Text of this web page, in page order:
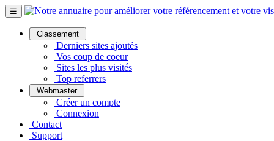
☰
Classement
Derniers sites ajoutés
Vos coup de coeur
Sites les plus visités
Top referrers
Webmaster
Créer un compte
Connexion
Contact
Support